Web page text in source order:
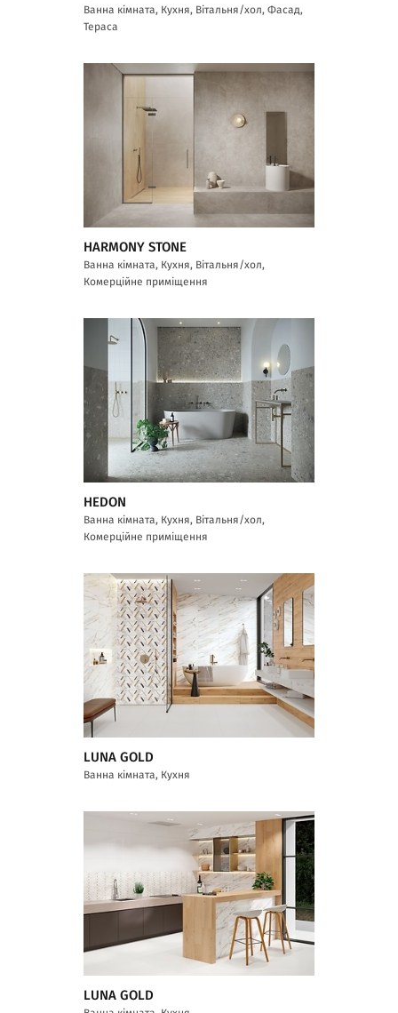
Ванна кімната, Кухня, Вітальня/хол, Фасад,
Тераса
HARMONY STONE
Ванна кімната, Кухня, Вітальня/хол,
Комерційне приміщення
HEDON
Ванна кімната, Кухня, Вітальня/хол,
Комерційне приміщення
LUNA GOLD
Ванна кімната, Кухня
LUNA GOLD